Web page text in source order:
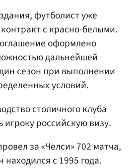
футболист уже
с красно-белыми.
оформлено
дальнейшей
сезон при выполнении
условий.
столичного клуба
российскую визу.
за «Челси» 702 матча,
находился с 1995 года.